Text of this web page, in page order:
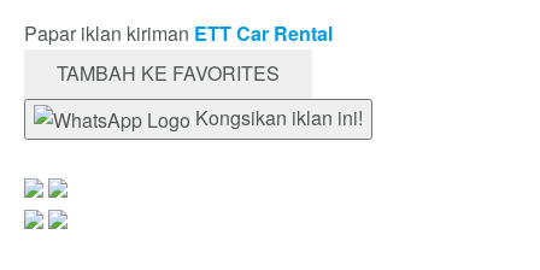
Papar iklan kiriman ETT Car Rental
TAMBAH KE FAVORITES
Kongsikan iklan ini!